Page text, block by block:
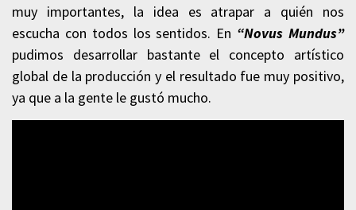
muy importantes, la idea es atrapar a quién nos
escucha con todos los sentidos. En “Novus Mundus”
pudimos desarrollar bastante el concepto artístico
global de la producción y el resultado fue muy positivo,
ya que a la gente le gustó mucho.